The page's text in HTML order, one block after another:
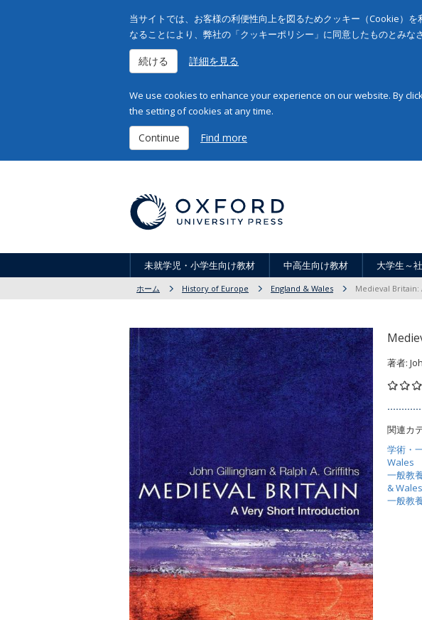
当サイトでは、お客様の利便性向上を図るためクッキー（Cookie）
なることにより、弊社の「クッキーポリシー」に同意したものとみな
続ける 詳細を見る
We use cookies to enhance your experience on our website. By
the setting of cookies at any time.
Continue Find more
未就学児・小学生向け教材 中高生向け教材 大学生～
ホーム History of Europe England & Wales Medieval
著者:
関連カ
学術・
Wales
一般教
& Wales
一般教